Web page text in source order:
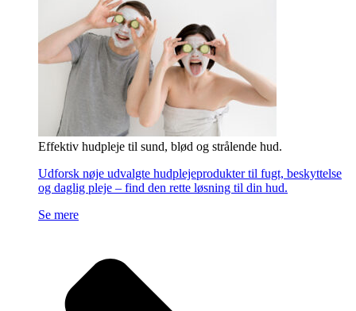
Effektiv hudpleje til sund, blød og strålende hud.
Udforsk nøje udvalgte hudplejeprodukter til fugt, beskyttelse
og daglig pleje – find den rette løsning til din hud.
Se mere